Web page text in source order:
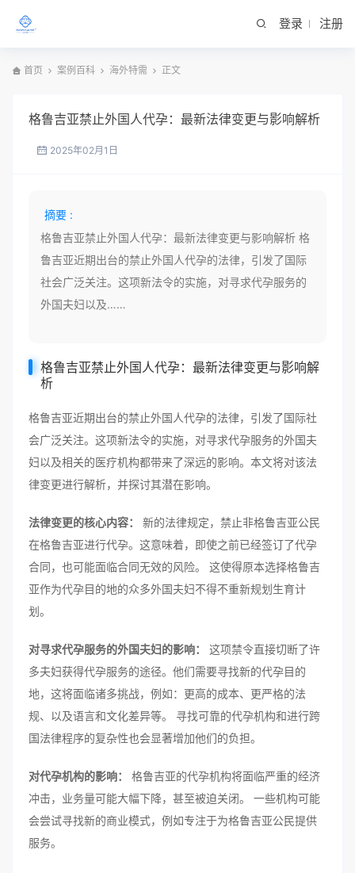
登录 注册
首页 案例百科 海外特需 正文
格鲁吉亚禁止外国人代孕：最新法律变更与影响解析
2025年02月1日
摘要 :
格鲁吉亚禁止外国人代孕：最新法律变更与影响解析 格
鲁吉亚近期出台的禁止外国人代孕的法律，引发了国际
社会广泛关注。这项新法令的实施，对寻求代孕服务的
外国夫妇以及……
格鲁吉亚禁止外国人代孕：最新法律变更与影响解
析
格鲁吉亚近期出台的禁止外国人代孕的法律，引发了国际社
会广泛关注。这项新法令的实施，对寻求代孕服务的外国夫
妇以及相关的医疗机构都带来了深远的影响。本文将对该法
律变更进行解析，并探讨其潜在影响。
法律变更的核心内容：
新的法律规定，禁止非格鲁吉亚公民
在格鲁吉亚进行代孕。这意味着，即使之前已经签订了代孕
合同，也可能面临合同无效的风险。 这使得原本选择格鲁吉
亚作为代孕目的地的众多外国夫妇不得不重新规划生育计
划。
对寻求代孕服务的外国夫妇的影响：
这项禁令直接切断了许
多夫妇获得代孕服务的途径。他们需要寻找新的代孕目的
地，这将面临诸多挑战，例如：更高的成本、更严格的法
规、以及语言和文化差异等。 寻找可靠的代孕机构和进行跨
国法律程序的复杂性也会显著增加他们的负担。
对代孕机构的影响：
格鲁吉亚的代孕机构将面临严重的经济
冲击，业务量可能大幅下降，甚至被迫关闭。 一些机构可能
会尝试寻找新的商业模式，例如专注于为格鲁吉亚公民提供
服务。